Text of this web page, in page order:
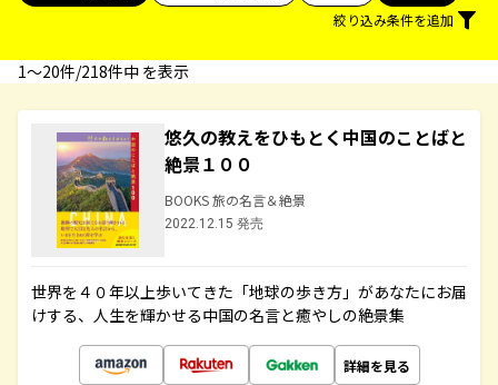
絞り込み条件を追加
1〜20件/218件中 を表示
悠久の教えをひもとく中国のことばと
絶景１００
BOOKS 旅の名言＆絶景
2022.12.15 発売
世界を４０年以上歩いてきた「地球の歩き方」があなたにお届
けする、人生を輝かせる中国の名言と癒やしの絶景集
詳細を見る